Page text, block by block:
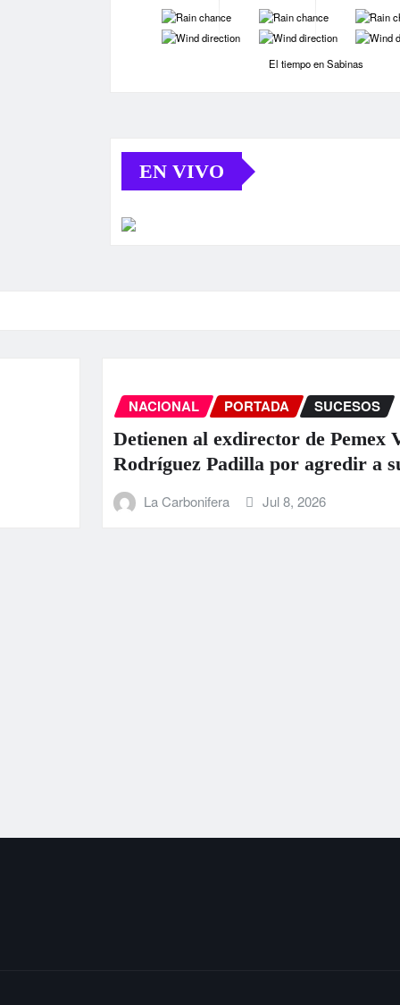
-
-
-
-
-
-
El tiempo en Sabinas
EN VIVO
NACIONAL PORTADA SUCESOS
Detienen al exdirector de Pemex
Rodríguez Padilla por agredir a su
La Carbonifera Jul 8, 2026